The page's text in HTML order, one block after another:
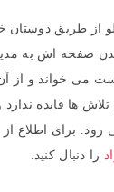
از طریق دوستان
صفحه اش به
می خواند و از
تلاش ها فایده ندارد
رود. برای اطلاع از
را دنبال کنید.